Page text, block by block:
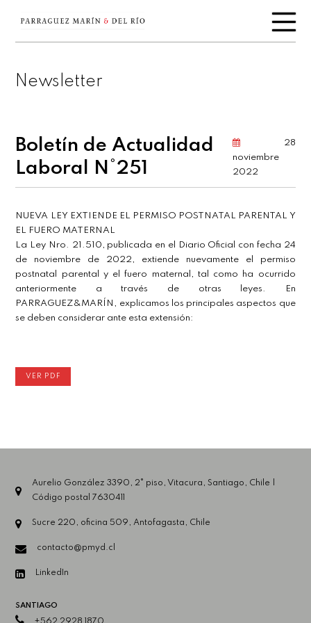
Newsletter
Boletín de Actualidad
Laboral N°251
28
noviembre
2022
NUEVA LEY EXTIENDE EL PERMISO POSTNATAL PARENTAL Y
EL FUERO MATERNAL
La Ley Nro. 21.510, publicada en el Diario Oficial con fecha 24
de noviembre de 2022, extiende nuevamente el permiso
postnatal parental y el fuero maternal, tal como ha ocurrido
anteriormente a través de otras leyes. En
PARRAGUEZ&MARÍN, explicamos los principales aspectos que
se deben considerar ante esta extensión:
VER PDF
Aurelio González 3390, 2° piso, Vitacura, Santiago, Chile |
Código postal 7630411
Sucre 220, oficina 509, Antofagasta, Chile
contacto@pmyd.cl
LinkedIn
SANTIAGO